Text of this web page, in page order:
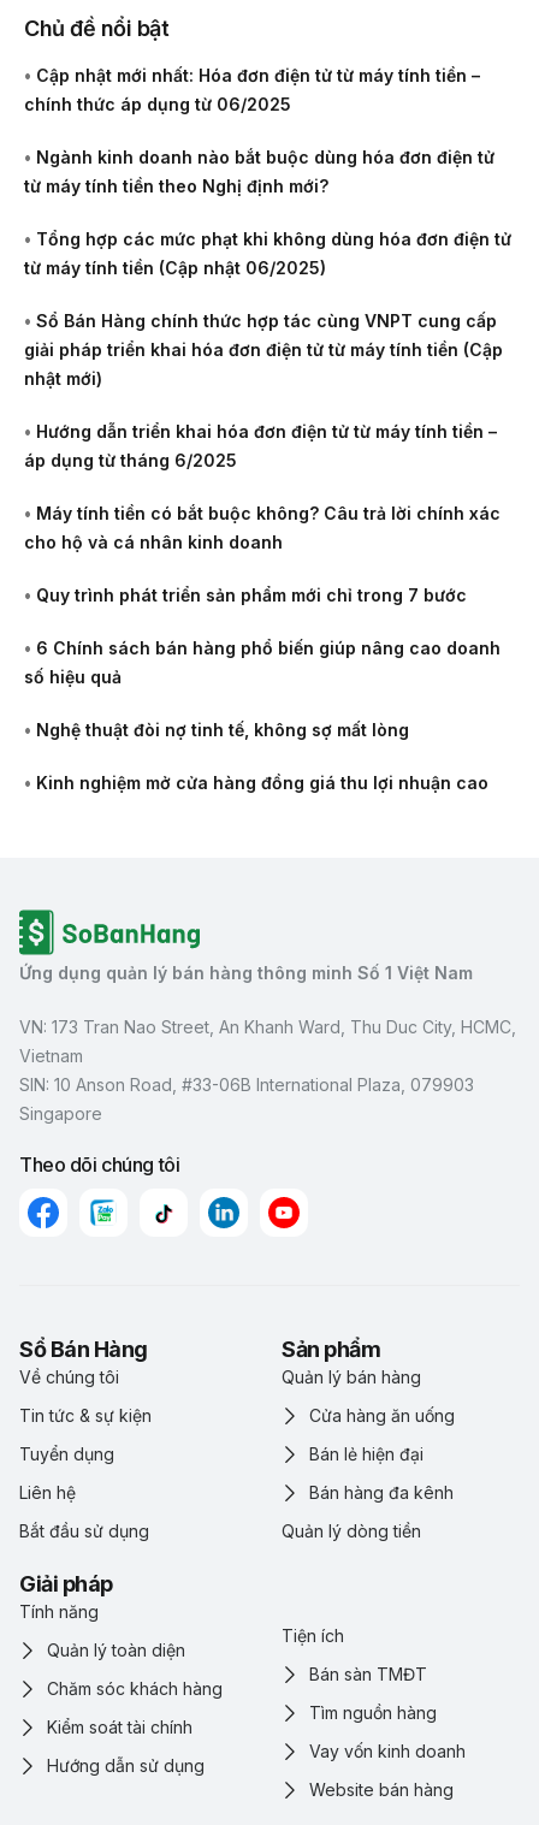
Chủ đề nổi bật
• Cập nhật mới nhất: Hóa đơn điện tử từ máy tính tiền –
chính thức áp dụng từ 06/2025
• Ngành kinh doanh nào bắt buộc dùng hóa đơn điện tử
từ máy tính tiền theo Nghị định mới?
• Tổng hợp các mức phạt khi không dùng hóa đơn điện tử
từ máy tính tiền (Cập nhật 06/2025)
• Sổ Bán Hàng chính thức hợp tác cùng VNPT cung cấp
giải pháp triển khai hóa đơn điện tử từ máy tính tiền (Cập
nhật mới)
• Hướng dẫn triển khai hóa đơn điện tử từ máy tính tiền –
áp dụng từ tháng 6/2025
• Máy tính tiền có bắt buộc không? Câu trả lời chính xác
cho hộ và cá nhân kinh doanh
• Quy trình phát triển sản phẩm mới chỉ trong 7 bước
• 6 Chính sách bán hàng phổ biến giúp nâng cao doanh
số hiệu quả
• Nghệ thuật đòi nợ tinh tế, không sợ mất lòng
• Kinh nghiệm mở cửa hàng đồng giá thu lợi nhuận cao
Ứng dụng quản lý bán hàng thông minh Số 1 Việt Nam
VN: 173 Tran Nao Street, An Khanh Ward, Thu Duc City, HCMC,
Vietnam
SIN: 10 Anson Road, #33-06B International Plaza, 079903
Singapore
Theo dõi chúng tôi
Sổ Bán Hàng
Về chúng tôi
Tin tức & sự kiện
Tuyển dụng
Liên hệ
Bắt đầu sử dụng
Sản phẩm
Quản lý bán hàng
Cửa hàng ăn uống
Bán lẻ hiện đại
Bán hàng đa kênh
Quản lý dòng tiền
Giải pháp
Tính năng
Quản lý toàn diện
Chăm sóc khách hàng
Kiểm soát tài chính
Hướng dẫn sử dụng
Tiện ích
Bán sàn TMĐT
Tìm nguồn hàng
Vay vốn kinh doanh
Website bán hàng